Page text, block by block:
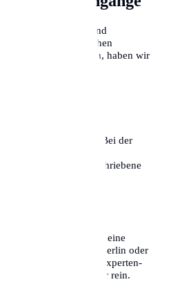
befinden, deutsche und
folgen oft ähnlichen
Frust zu vermeiden, haben wir
zusammengefasst:
einen gültigen
Personalausweis). Bei der
ist zudem die
DE) bzw. der unterschriebene
bieten mittlerweile eine
In Großstädten wie Berlin oder
Voraus ausgebucht. Experten-
7:30 oder 8:00 Uhr rein.